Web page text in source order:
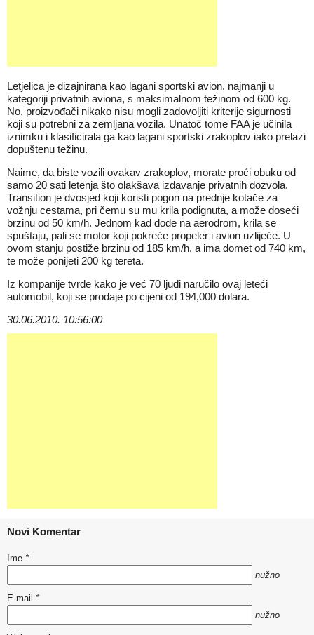
Letjelica je dizajnirana kao lagani sportski avion, najmanji u
kategoriji privatnih aviona, s maksimalnom težinom od 600 kg.
No, proizvođači nikako nisu mogli zadovoljiti kriterije sigurnosti
koji su potrebni za zemljana vozila. Unatoč tome FAA je učinila
iznimku i klasificirala ga kao lagani sportski zrakoplov iako prelazi
dopuštenu težinu.
Naime, da biste vozili ovakav zrakoplov, morate proći obuku od
samo 20 sati letenja što olakšava izdavanje privatnih dozvola.
Transition je dvosjed koji koristi pogon na prednje kotače za
vožnju cestama, pri čemu su mu krila podignuta, a može doseći
brzinu od 50 km/h. Jednom kad dođe na aerodrom, krila se
spuštaju, pali se motor koji pokreće propeler i avion uzlijeće. U
ovom stanju postiže brzinu od 185 km/h, a ima domet od 740 km,
te može ponijeti 200 kg tereta.
Iz kompanije tvrde kako je već 70 ljudi naručilo ovaj leteći
automobil, koji se prodaje po cijeni od 194,000 dolara.
30.06.2010. 10:56:00
Novi Komentar
Ime *
nužno
E-mail *
nužno